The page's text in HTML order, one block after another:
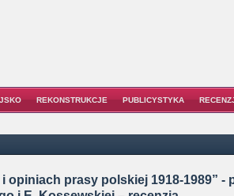
REKONSTRUKCJE PUBLICYSTYKA
i opiniach prasy polskiej 1918-1989” -